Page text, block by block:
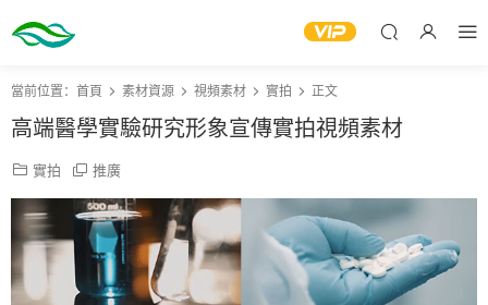
當前位置： 首頁 素材資源 視頻素材 實拍 正文
高端醫學實驗研究形象宣傳實拍視頻素材
實拍 推廣